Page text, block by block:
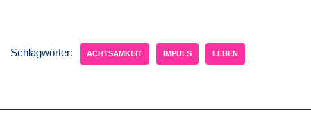
Schlagwörter: ACHTSAMKEIT IMPULS LEBEN